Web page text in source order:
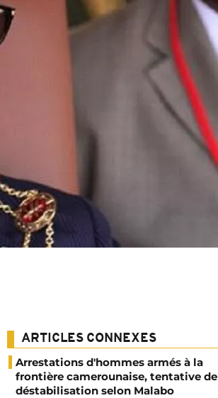
ARTICLES CONNEXES
Arrestations d'hommes armés à la
frontière camerounaise, tentative de
déstabilisation selon Malabo